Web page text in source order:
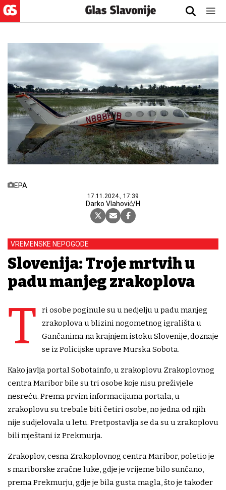
EPA
17.11.2024., 17:39
Darko Vlahović/H
VREMENSKE NEPOGODE
Slovenija: Troje mrtvih u
padu manjeg zrakoplova
T
ri osobe poginule su u nedjelju u padu manjeg
zrakoplova u blizini nogometnog igrališta u
Gančanima na krajnjem istoku Slovenije, doznaje
se iz Policijske uprave Murska Sobota.
Kako javlja portal Sobotainfo, u zrakoplovu Zrakoplovnog
centra Maribor bile su tri osobe koje nisu preživjele
nesreću. Prema prvim informacijama portala, u
zrakoplovu su trebale biti četiri osobe, no jedna od njih
nije sudjelovala u letu. Pretpostavlja se da su u zrakoplovu
bili mještani iz Prekmurja.
Zrakoplov, cesna Zrakoplovnog centra Maribor, poletio je
s mariborske zračne luke, gdje je vrijeme bilo sunčano,
prema Prekmurju, gdje je bila gusta magla, što je također